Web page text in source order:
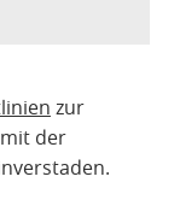
zur
der